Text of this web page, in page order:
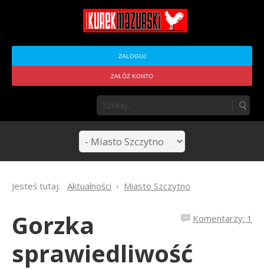
ZALOGUJ
ZAŁÓŻ KONTO
Jesteś tutaj: Aktualności Miasto Szczytno
Komentarzy: 1
Gorzka
sprawiedliwość